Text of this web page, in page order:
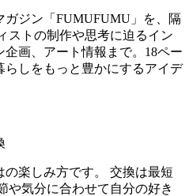
ガジン「FUMUFUMU」を、隔
ストの制作や思考に迫るイン
画、アート情報まで。18ペー
らしをもっと豊かにするアイデ
楽しみ方です。 交換は最短
や気分に合わせて自分の好き